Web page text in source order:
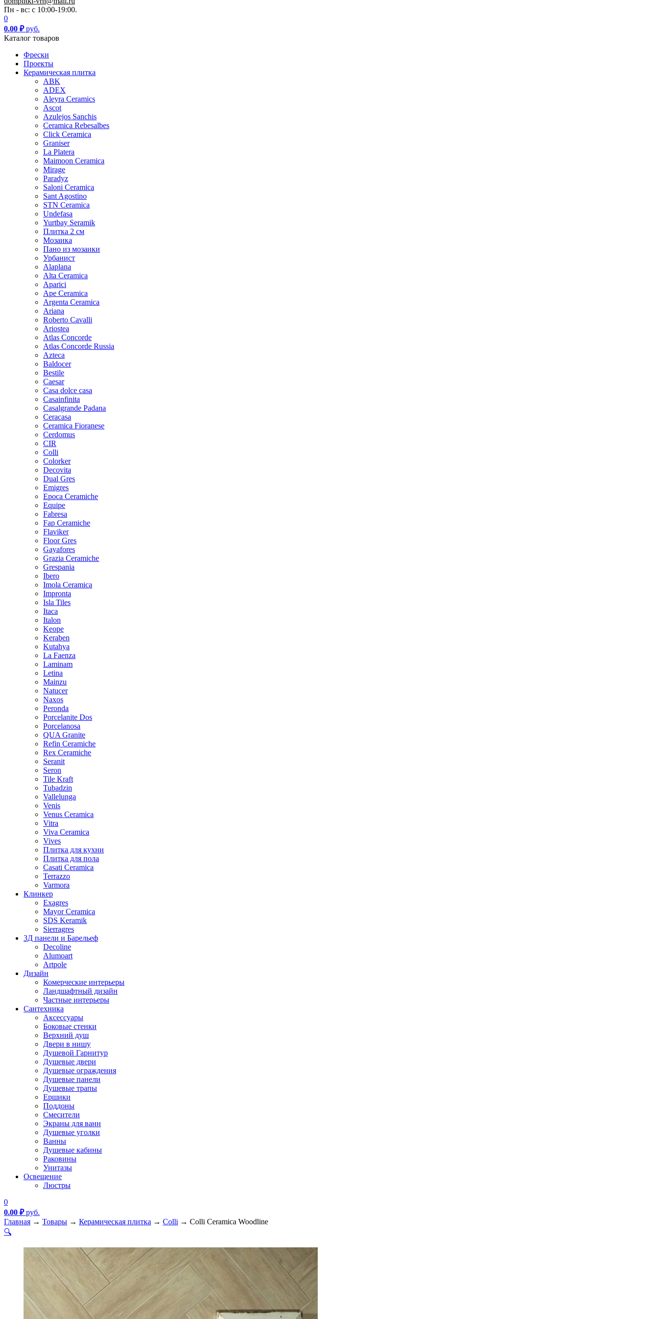
Пн - вс: с 10:00-19:00.
0
0.00 ₽руб.
Каталог товаров
Фрески
Проекты
Керамическая плитка
ABK
ADEX
Aleyra Ceramics
Ascot
Azulejos Sanchis
Ceramica Rebesalbes
Click Ceramica
Graniser
La Platera
Maimoon Ceramica
Mirage
Paradyz
Saloni Ceramica
Sant Agostino
STN Ceramica
Undefasa
Yurtbay Seramik
Плитка 2 см
Мозаика
Пано из мозаики
Урбанист
Alaplana
Alta Ceramica
Aparici
Ape Ceramica
Argenta Ceramica
Ariana
Roberto Cavalli
Ariostea
Atlas Concorde
Atlas Concorde Russia
Azteca
Baldocer
Bestile
Caesar
Casa dolce casa
Casainfinita
Casalgrande Padana
Ceracasa
Ceramica Fioranese
Cerdomus
CIR
Colli
Colorker
Decovita
Dual Gres
Emigres
Epoca Ceramiche
Equipe
Fabresa
Fap Ceramiche
Flaviker
Floor Gres
Gayafores
Grazia Ceramiche
Grespania
Ibero
Imola Ceramica
Impronta
Isla Tiles
Itaca
Italon
Keope
Keraben
Kutahya
La Faenza
Laminam
Letina
Mainzu
Natucer
Naxos
Peronda
Porcelanite Dos
Porcelanosa
QUA Granite
Refin Ceramiche
Rex Ceramiche
Seranit
Seron
Tile Kraft
Tubadzin
Vallelunga
Venis
Venus Ceramica
Vitra
Viva Ceramica
Vives
Плитка для кухни
Плитка для пола
Casati Ceramica
Terrazzo
Varmora
Клинкер
Exagres
Mayor Ceramica
SDS Keramik
Sierragres
3Д панели и Барельеф
Decoline
Alumoart
Artpole
Дизайн
Комерческие интерьеры
Ландшафтный дизайн
Частные интерьеры
Сантехника
Аксессуары
Боковые стенки
Верхний душ
Двери в нишу
Душевой Гарнитур
Душевые двери
Душевые ограждения
Душевые панели
Душевые трапы
Ершики
Поддоны
Смесители
Экраны для ванн
Душевые уголки
Ванны
Душевые кабины
Раковины
Унитазы
Освещение
Люстры
0
0.00 ₽руб.
Главная → Товары → Керамическая плитка → Colli → Colli Ceramica Woodline
🔍